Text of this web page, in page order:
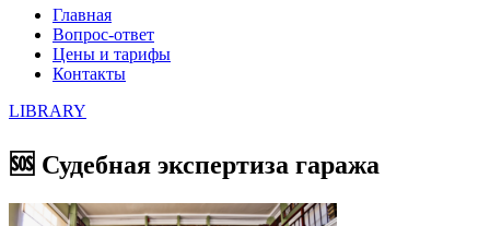
Главная
Вопрос-ответ
Цены и тарифы
Контакты
LIBRARY
🆘 Судебная экспертиза гаража